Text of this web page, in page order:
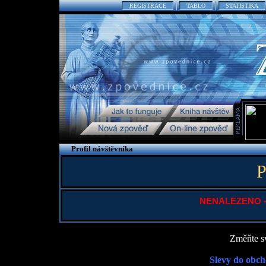
REGISTRACE TABLO STATISTIKA
Profil návštěvníka
NENALEZENO
Změňte
Slevy do